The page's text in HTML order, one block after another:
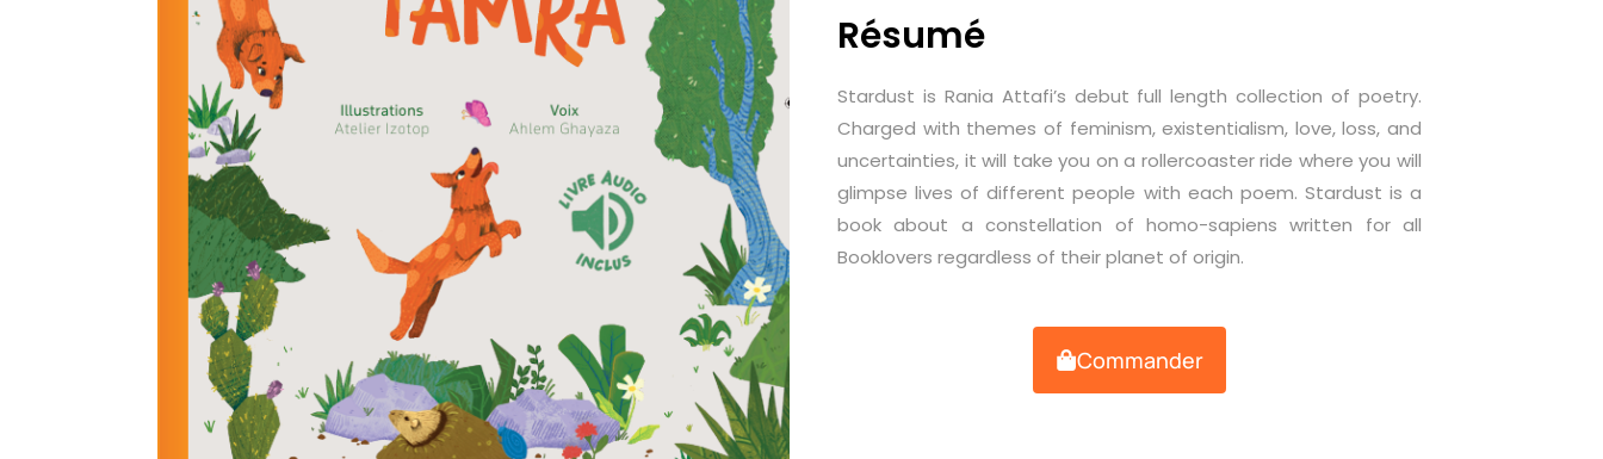
Résumé
Stardust is Rania Attafi’s debut full length collection of poetry.
Charged with themes of feminism, existentialism, love, loss, and
uncertainties, it will take you on a rollercoaster ride where you will
glimpse lives of different people with each poem. Stardust is a
book about a constellation of homo-sapiens written for all
Booklovers regardless of their planet of origin.
Commander